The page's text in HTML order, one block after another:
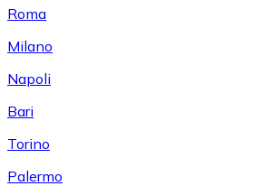
Roma
Milano
Napoli
Bari
Torino
Palermo